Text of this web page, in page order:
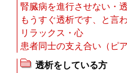
腎臓病を進行させない・
もうすぐ透析です、と言
リラックス・心
患者同士の支え合い（ピ
透析をしている方